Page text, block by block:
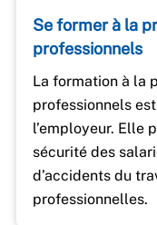
Se former à la
professionnels
La formation à la
professionnels
l’employeur. Elle
sécurité des
d’accidents du
professionnelles.